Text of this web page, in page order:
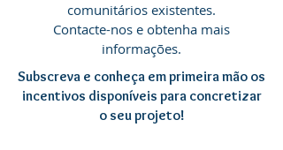
comunitários existentes.
Contacte-nos e obtenha mais
informações.
Subscreva e conheça em primeira mão os
incentivos disponíveis para concretizar
o seu projeto!